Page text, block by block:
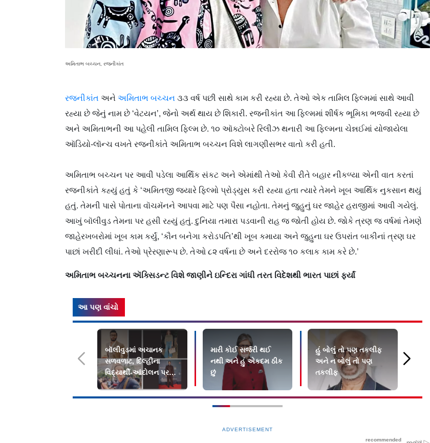
અમિતાભ બચ્ચન, રજનીકાંત
રજનીકાંત અને અમિતાભ બચ્ચન ૩૩ વર્ષ પછી સાથે કામ કરી રહ્યા છે. તેઓ એક તામિલ ફિલ્મમાં સાથે આવી
રહ્યા છે જેનું નામ છે ‘વેટયન’, જેનો અર્થ થાય છે શિકારી. રજનીકાંત આ ફિલ્મમાં શીર્ષક ભૂમિકા ભજવી રહ્યા છે
અને અમિતાભની આ પહેલી તામિલ ફિલ્મ છે. ૧૦ ઑક્ટોબરે રિલીઝ થનારી આ ફિલ્મના ચેન્નઈમાં યોજાયેલા
ઑડિયો-લૉન્ચ વખતે રજનીકાંતે અમિતાભ બચ્ચન વિશે લાગણીસભર વાતો કરી હતી.
અમિતાભ બચ્ચન પર આ‍વી પડેલા આર્થિક સંકટ અને એમાંથી તેઓ કેવી રીતે બહાર નીકળ્યા એની વાત કરતાં
રજનીકાંતે કહ્યું હતું કે ‘અમિતજી જ્યારે ફિલ્મો પ્રોડ્યુસ કરી રહ્યા હતા ત્યારે તેમને ખૂબ આર્થિક નુકસાન થયું
હતું. તેમની પાસે પોતાના વૉચમૅનને આપવા માટે પણ પૈસા નહોતા. તેમનું જુહુનું ઘર જાહેર હરાજીમાં આ‍વી ગયેલું.
આખું બૉલીવુડ તેમના પર હસી રહ્યું હતું. દુનિયા તમારા પડવાની રાહ જ જોતી હોય છે. જોકે ત્રણ જ વર્ષમાં તેમણે
જાહેરખબરોમાં ખૂબ કામ કર્યું, ‘કૌન બનેગા કરોડપતિ’થી ખૂબ કમાયા અને જુહુના ઘર ઉપરાંત બાકીનાં ત્રણ ઘર
પાછાં ખરીદી લીધાં. તેઓ પ્રેરણારૂપ છે. તેઓ ૮૨ વર્ષના છે અને દરરોજ ૧૦ કલાક કામ કરે છે.’
અમિતાભ બચ્ચનના ઍક્સિડન્ટ વિશે જાણીને ઇન્દિરા ગાંધી તરત વિદેશથી ભારત પાછાં ફર્યાં
આ પણ વાંચો
બૉલીવુડમાં અચાનક
સળવળાટ, દિલ્હીના
વિદ્યાર્થી-આંદોલન પર
આખરે બોલવા લાગ્યા
સ્ટાર્સ
મારી કોઈ સર્જરી થઈ
નથી અને હું એકદમ ઠીક
છું
હું બોલું તો પણ તકલીફ
અને ન બોલું તો પણ
તકલીફ
ADVERTISEMENT